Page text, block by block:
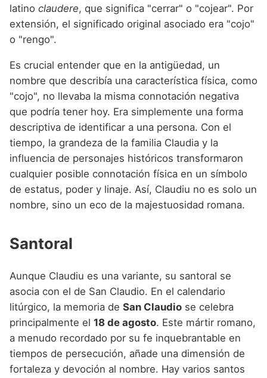
Nombres de niño que empiezan por X
latino claudere, que significa "cerrar" o "cojear". Por
extensión, el significado original asociado era "cojo"
o "rengo".
Es crucial entender que en la antigüedad, un
nombre que describía una característica física, como
"cojo", no llevaba la misma connotación negativa
que podría tener hoy. Era simplemente una forma
descriptiva de identificar a una persona. Con el
tiempo, la grandeza de la familia Claudia y la
influencia de personajes históricos transformaron
cualquier posible connotación física en un símbolo
de estatus, poder y linaje. Así, Claudiu no es solo un
nombre, sino un eco de la majestuosidad romana.
Santoral
Aunque Claudiu es una variante, su santoral se
asocia con el de San Claudio. En el calendario
litúrgico, la memoria de San Claudio se celebra
principalmente el 18 de agosto. Este mártir romano,
a menudo recordado por su fe inquebrantable en
tiempos de persecución, añade una dimensión de
fortaleza y devoción al nombre. Hay varios santos